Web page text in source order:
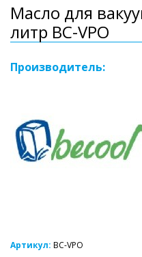
Масло для
литр BC-VPO
Производитель:
Артикул: BC-VPO